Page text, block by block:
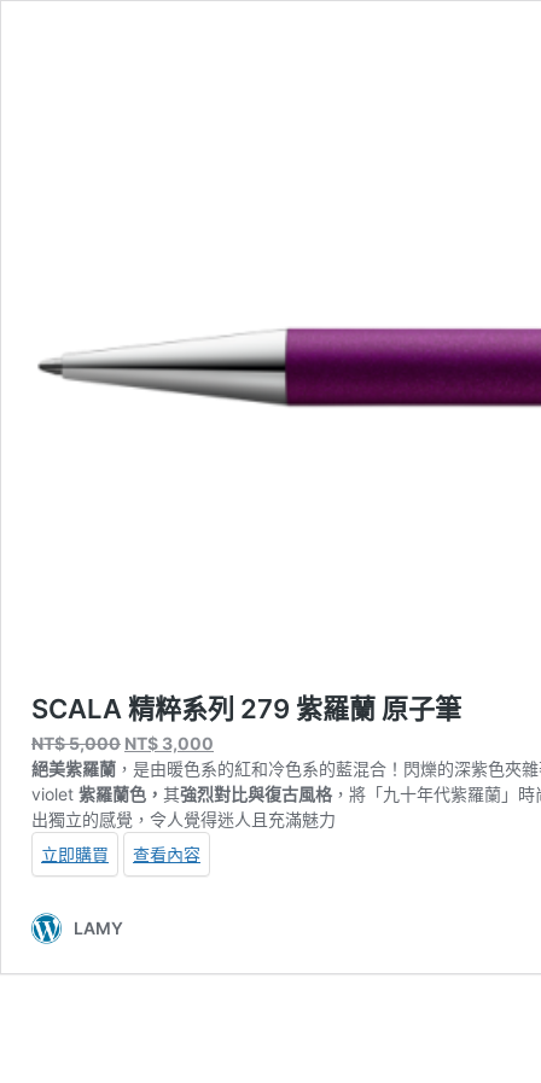
SCALA 精粹系列 279 紫羅蘭 原子筆
NT$5,000 原
始
價
格：
NT$ 5,000。
NT$ 3,000
前
價
格：
絕美紫羅蘭 ，是由暖色系的紅和冷色系的藍混合！閃爍的深紫色夾
violet 紫羅蘭色， 其強烈對比與復古風格 ，將「九十年代紫羅蘭」
出獨立的感覺，令人覺得迷人且充滿魅力
立即購買
查看內容
LAMY